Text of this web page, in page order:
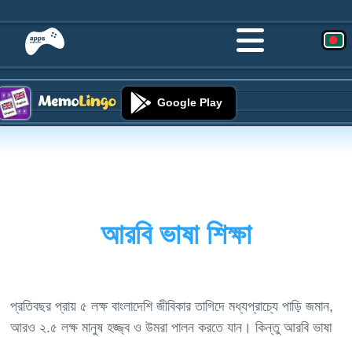
Google Play
আরবি ভাষা শিক্ষা
প্রতিবছর প্রায় ৫ লক্ষ বাংলাদেশি জীবিকার তাগিদে মধ্যপ্রাচ্যে পাড়ি জমান,
আরও ২.৫ লক্ষ মানুষ হজ্জ্ব ও উমরা পালন করতে যান। কিন্তু আরবি ভাষা